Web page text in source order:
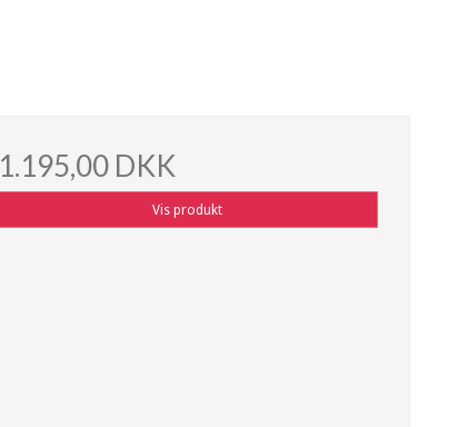
1.195,00 DKK
Vis produkt